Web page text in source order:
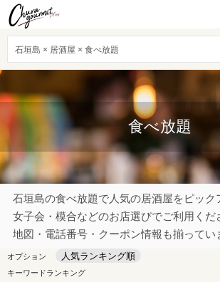
石垣島 × 居酒屋 × 食べ放題
食べ放題
石垣島の食べ放題で人気の居酒屋をピック
女子会・模合などのお店選びでご利用くだ
地図・電話番号・クーポン情報も揃ってい
オプション 人気ランキング順
キーワードランキング